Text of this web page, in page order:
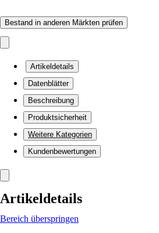
Bestand in anderen Märkten prüfen
Artikeldetails
Datenblätter
Beschreibung
Produktsicherheit
Weitere Kategorien
Kundenbewertungen
Artikeldetails
Bereich überspringen